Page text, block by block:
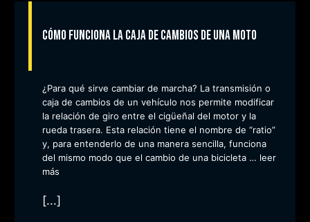
Cómo funciona la caja de cambios de una moto
¿Para qué sirve cambiar de marcha? La transmisión o
caja de cambios de un vehículo nos permite modificar
la relación de giro entre el cigüeñal del motor y la
rueda trasera. Esta relación tiene el nombre de “ratio”
y, para entenderlo de una manera sencilla, funciona
del mismo modo que el cambio de una bicicleta … leer
más
[...]